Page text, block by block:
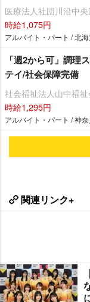
医療法人社団川沿中
時給1,075円
アルバイト・パート / 北海
「週2から可」調理
テイ/社会保障完備
社会福祉法人山中福
時給1,295円
アルバイト・パート / 神
関連リンク+